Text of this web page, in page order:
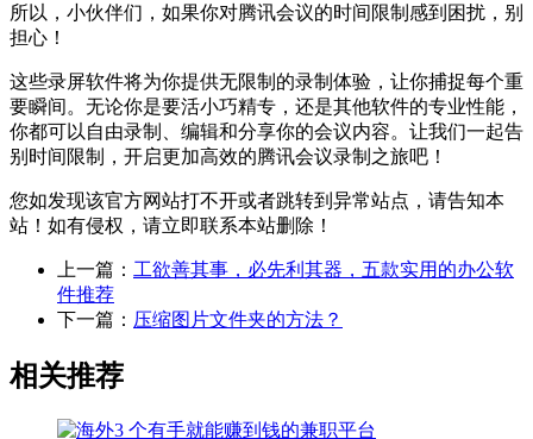
所以，小伙伴们，如果你对腾讯会议的时间限制感到困扰，别
担心！
这些录屏软件将为你提供无限制的录制体验，让你捕捉每个重
要瞬间。无论你是要活小巧精专，还是其他软件的专业性能，
你都可以自由录制、编辑和分享你的会议内容。让我们一起告
别时间限制，开启更加高效的腾讯会议录制之旅吧！
您如发现该官方网站打不开或者跳转到异常站点，请告知本
站！如有侵权，请立即联系本站删除！
上一篇： 工欲善其事，必先利其器，五款实用的办公软
件推荐
下一篇： 压缩图片文件夹的方法？
相关推荐